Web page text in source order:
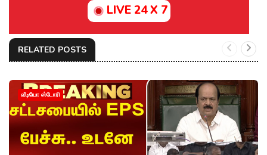
LIVE 24 X 7
RELATED POSTS
வீடியோ ஸ்டோரி